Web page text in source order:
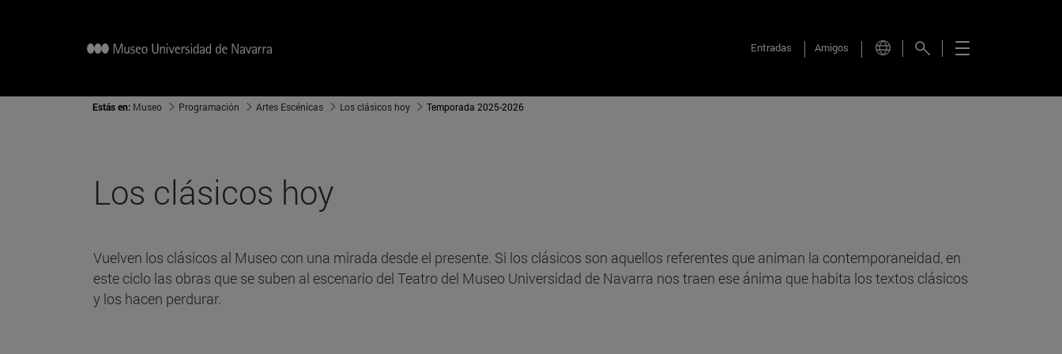
Entradas Amigos
Estás en: Museo Programación Artes Escénicas Los clásicos hoy Temporada 2025-2026
Los clásicos hoy
Vuelven los clásicos al Museo con una mirada desde el presente. Si los clásicos son aquellos referentes que animan la contemporaneidad, en
este ciclo las obras que se suben al escenario del Teatro del Museo Universidad de Navarra nos traen ese ánima que habita los textos clásicos
y los hacen perdurar.